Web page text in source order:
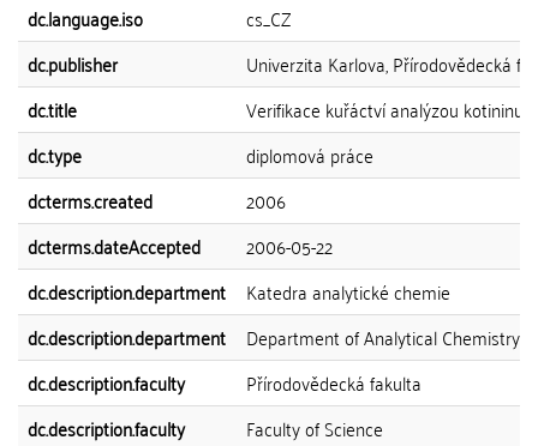
dc.language.iso
cs_CZ
dc.publisher
Univerzita Karlova, Přírodovědecká
dc.title
Verifikace kuřáctví analýzou kotininu
dc.type
diplomová práce
dcterms.created
2006
dcterms.dateAccepted
2006-05-22
dc.description.department
Katedra analytické chemie
dc.description.department
Department of Analytical Chemistry
dc.description.faculty
Přírodovědecká fakulta
dc.description.faculty
Faculty of Science